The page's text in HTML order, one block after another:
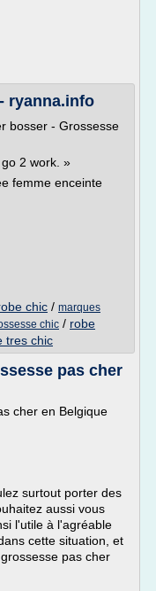
ryanna.info
bosser - Grossesse
2 work. »
femme enceinte
chic / marques
chic / robe
tres chic
pas cher
cher en Belgique
surtout porter des
aussi vous
l'utile à l'agréable
cette situation, et
pas cher